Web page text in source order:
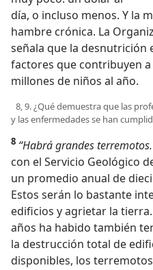
día, o incluso menos. Y la
hambre crónica. La
señala que la desnutrición
factores que contribuyen
millones de niños al año.
8, 9. ¿Qué demuestra que las
y las enfermedades se han
8 “Habrá grandes
con el Servicio Geológico
un promedio anual de
Estos serán lo bastante
edificios y agrietar la
años ha habido también
la destrucción total de
disponibles, los